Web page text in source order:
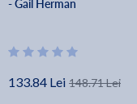
- Gail Herman
133.84 Lei 148.71 Lei